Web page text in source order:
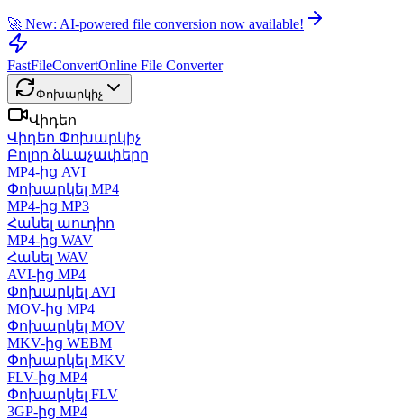
🚀 New: AI-powered file conversion now available!
FastFileConvertOnline File Converter
Փոխարկիչ
Վիդեո
Վիդեո Փոխարկիչ
Բոլոր ձևաչափերը
MP4-ից AVI
Փոխարկել MP4
MP4-ից MP3
Հանել աուդիո
MP4-ից WAV
Հանել WAV
AVI-ից MP4
Փոխարկել AVI
MOV-ից MP4
Փոխարկել MOV
MKV-ից WEBM
Փոխարկել MKV
FLV-ից MP4
Փոխարկել FLV
3GP-ից MP4